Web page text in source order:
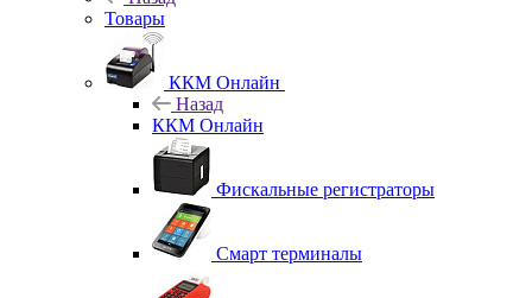
Товары
ККМ Онлайн
Назад
ККМ Онлайн
Фискальные регистраторы
Смарт терминалы